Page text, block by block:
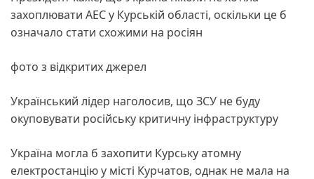
захоплювати АЕС у Курській області, оскільки це б
означало стати схожими на росіян
фото з відкритих джерел
Український лідер наголосив, що ЗСУ не буду
окуповувати російську критичну інфраструктуру
Україна могла б захопити Курську атомну
електростанцію у місті Курчатов, однак не мала на